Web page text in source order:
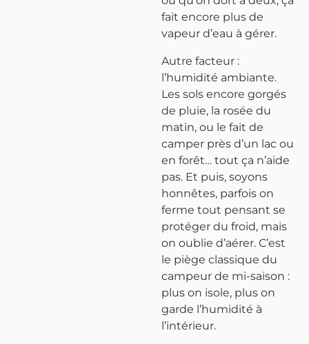
fait encore plus de
vapeur d’eau à gérer.
Autre facteur :
l’humidité ambiante.
Les sols encore gorgés
de pluie, la rosée du
matin, ou le fait de
camper près d’un lac ou
en forêt… tout ça n’aide
pas. Et puis, soyons
honnêtes, parfois on
ferme tout pensant se
protéger du froid, mais
on oublie d’aérer. C’est
le piège classique du
campeur de mi-saison :
plus on isole, plus on
garde l’humidité à
l’intérieur.